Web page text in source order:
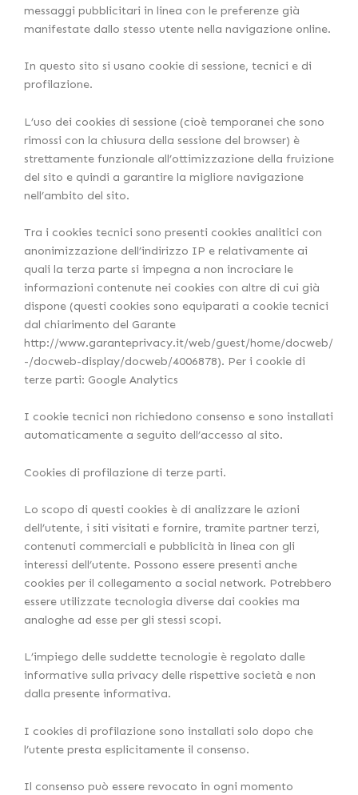
messaggi pubblicitari in linea con le preferenze già
manifestate dallo stesso utente nella navigazione online.
In questo sito si usano cookie di sessione, tecnici e di
profilazione.
L’uso dei cookies di sessione (cioè temporanei che sono
rimossi con la chiusura della sessione del browser) è
strettamente funzionale all’ottimizzazione della fruizione
del sito e quindi a garantire la migliore navigazione
nell’ambito del sito.
Tra i cookies tecnici sono presenti cookies analitici con
anonimizzazione dell’indirizzo IP e relativamente ai
quali la terza parte si impegna a non incrociare le
informazioni contenute nei cookies con altre di cui già
dispone (questi cookies sono equiparati a cookie tecnici
dal chiarimento del Garante
http://www.garanteprivacy.it/web/guest/home/docweb/
-/docweb-display/docweb/4006878). Per i cookie di
terze parti: Google Analytics
I cookie tecnici non richiedono consenso e sono installati
automaticamente a seguito dell’accesso al sito.
Cookies di profilazione di terze parti.
Lo scopo di questi cookies è di analizzare le azioni
dell’utente, i siti visitati e fornire, tramite partner terzi,
contenuti commerciali e pubblicità in linea con gli
interessi dell’utente. Possono essere presenti anche
cookies per il collegamento a social network. Potrebbero
essere utilizzate tecnologia diverse dai cookies ma
analoghe ad esse per gli stessi scopi.
L’impiego delle suddette tecnologie è regolato dalle
informative sulla privacy delle rispettive società e non
dalla presente informativa.
I cookies di profilazione sono installati solo dopo che
l’utente presta esplicitamente il consenso.
Il consenso può essere revocato in ogni momento